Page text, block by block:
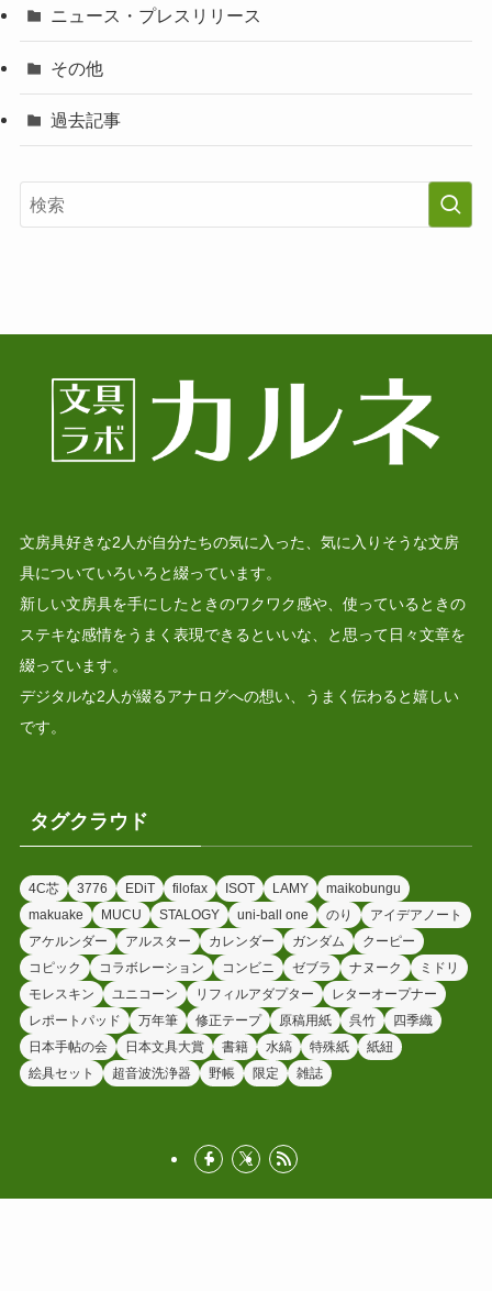
ニュース・プレスリリース
その他
過去記事
文房具好きな2人が自分たちの気に入った、気に入りそうな文房
具についていろいろと綴っています。
新しい文房具を手にしたときのワクワク感や、使っているときの
ステキな感情をうまく表現できるといいな、と思って日々文章を
綴っています。
デジタルな2人が綴るアナログへの想い、うまく伝わると嬉しい
です。
タグクラウド
4C芯 3776 EDiT filofax ISOT LAMY
maikobungu
makuake
MUCU STALOGY uni-ball one のり
アイデアノート
アケルンダー
アルスター カレンダー ガンダム
クーピー
コピック
コラボレーション コンビニ ゼブラ ナヌーク
ミドリ
モレスキン
ユニコーン リフィルアダプター
レターオープナー
レポートパッド
万年筆 修正テープ 原稿用紙 呉竹
四季織
日本手帖の会
日本文具大賞 書籍 水縞 特殊紙
紙紐
絵具セット
超音波洗浄器 野帳 限定 雑誌